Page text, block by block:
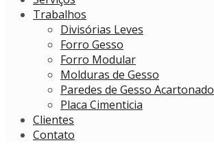
Trabalhos
Divisórias Leves
Forro Gesso
Forro Modular
Molduras de Gesso
Paredes de Gesso Acartonado
Placa Cimenticia
Clientes
Contato